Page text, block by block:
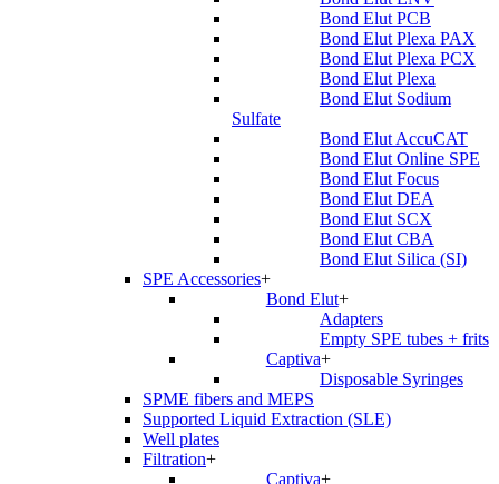
Bond Elut PCB
Bond Elut Plexa PAX
Bond Elut Plexa PCX
Bond Elut Plexa
Bond Elut Sodium
Sulfate
Bond Elut AccuCAT
Bond Elut Online SPE
Bond Elut Focus
Bond Elut DEA
Bond Elut SCX
Bond Elut CBA
Bond Elut Silica (SI)
SPE Accessories+
Bond Elut+
Adapters
Empty SPE tubes + frits
Captiva+
Disposable Syringes
SPME fibers and MEPS
Supported Liquid Extraction (SLE)
Well plates
Filtration+
Captiva+